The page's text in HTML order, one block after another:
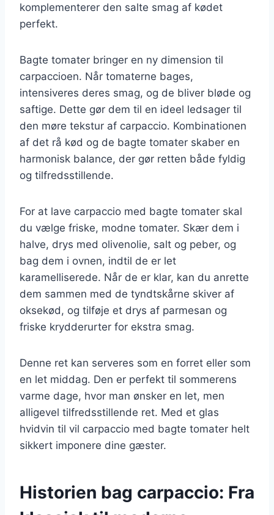
komplementerer den salte smag af kødet
perfekt.
Bagte tomater bringer en ny dimension til
carpaccioen. Når tomaterne bages,
intensiveres deres smag, og de bliver bløde og
saftige. Dette gør dem til en ideel ledsager til
den møre tekstur af carpaccio. Kombinationen
af det rå kød og de bagte tomater skaber en
harmonisk balance, der gør retten både fyldig
og tilfredsstillende.
For at lave carpaccio med bagte tomater skal
du vælge friske, modne tomater. Skær dem i
halve, drys med olivenolie, salt og peber, og
bag dem i ovnen, indtil de er let
karamelliserede. Når de er klar, kan du anrette
dem sammen med de tyndtskårne skiver af
oksekød, og tilføje et drys af parmesan og
friske krydderurter for ekstra smag.
Denne ret kan serveres som en forret eller som
en let middag. Den er perfekt til sommerens
varme dage, hvor man ønsker en let, men
alligevel tilfredsstillende ret. Med et glas
hvidvin til vil carpaccio med bagte tomater helt
sikkert imponere dine gæster.
Historien bag carpaccio: Fra